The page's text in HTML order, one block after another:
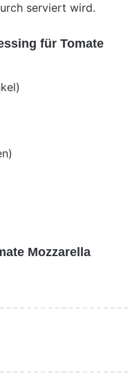
serviert wird.
für Tomate
Mozzarella